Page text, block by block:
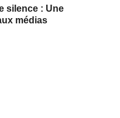
silence : Une
médias